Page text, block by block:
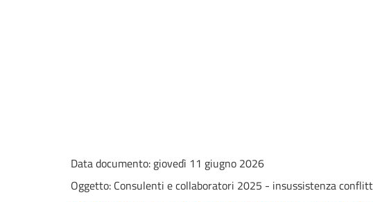
Data documento: giovedì 11 giugno 2026
Oggetto: Consulenti e collaboratori 2025 - insussistenza